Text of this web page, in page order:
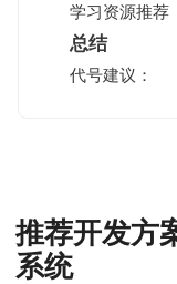
学习资源推荐
总结
代号建议：
推荐开发方
系统